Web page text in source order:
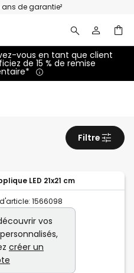
de garantie²
vous en tant que client
de 15 % de remise
LED 21x21 cm
1566098
vos
créer un
Filtre